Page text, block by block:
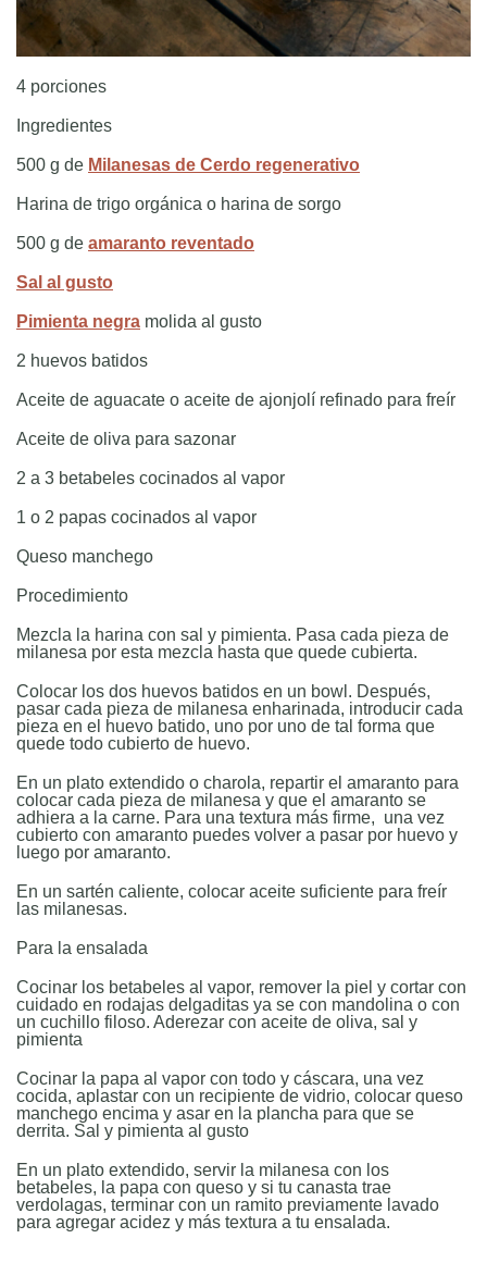
4 porciones
Ingredientes
500 g de Milanesas de Cerdo regenerativo
Harina de trigo orgánica o harina de sorgo
500 g de amaranto reventado
Sal al gusto
Pimienta negra molida al gusto
2 huevos batidos
Aceite de aguacate o aceite de ajonjolí refinado para freír
Aceite de oliva para sazonar
2 a 3 betabeles cocinados al vapor
1 o 2 papas cocinados al vapor
Queso manchego
Procedimiento
Mezcla la harina con sal y pimienta. Pasa cada pieza de
milanesa por esta mezcla hasta que quede cubierta.
Colocar los dos huevos batidos en un bowl. Después,
pasar cada pieza de milanesa enharinada, introducir cada
pieza en el huevo batido, uno por uno de tal forma que
quede todo cubierto de huevo.
En un plato extendido o charola, repartir el amaranto para
colocar cada pieza de milanesa y que el amaranto se
adhiera a la carne. Para una textura más firme, una vez
cubierto con amaranto puedes volver a pasar por huevo y
luego por amaranto.
En un sartén caliente, colocar aceite suficiente para freír
las milanesas.
Para la ensalada
Cocinar los betabeles al vapor, remover la piel y cortar con
cuidado en rodajas delgaditas ya se con mandolina o con
un cuchillo filoso. Aderezar con aceite de oliva, sal y
pimienta
Cocinar la papa al vapor con todo y cáscara, una vez
cocida, aplastar con un recipiente de vidrio, colocar queso
manchego encima y asar en la plancha para que se
derrita. Sal y pimienta al gusto
En un plato extendido, servir la milanesa con los
betabeles, la papa con queso y si tu canasta trae
verdolagas, terminar con un ramito previamente lavado
para agregar acidez y más textura a tu ensalada.